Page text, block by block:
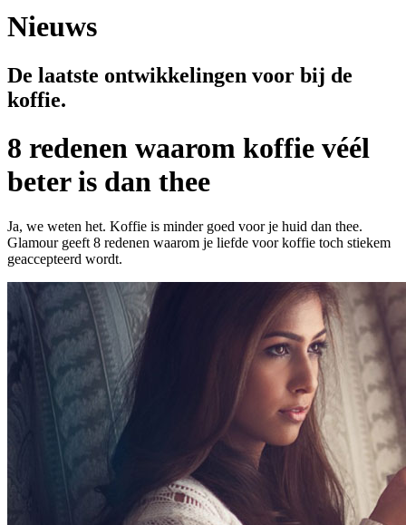
Nieuws
De laatste ontwikkelingen voor bij de
koffie.
8 redenen waarom koffie véél
beter is dan thee
Ja, we weten het. Koffie is minder goed voor je huid dan thee.
Glamour geeft 8 redenen waarom je liefde voor koffie toch stiekem
geaccepteerd wordt.